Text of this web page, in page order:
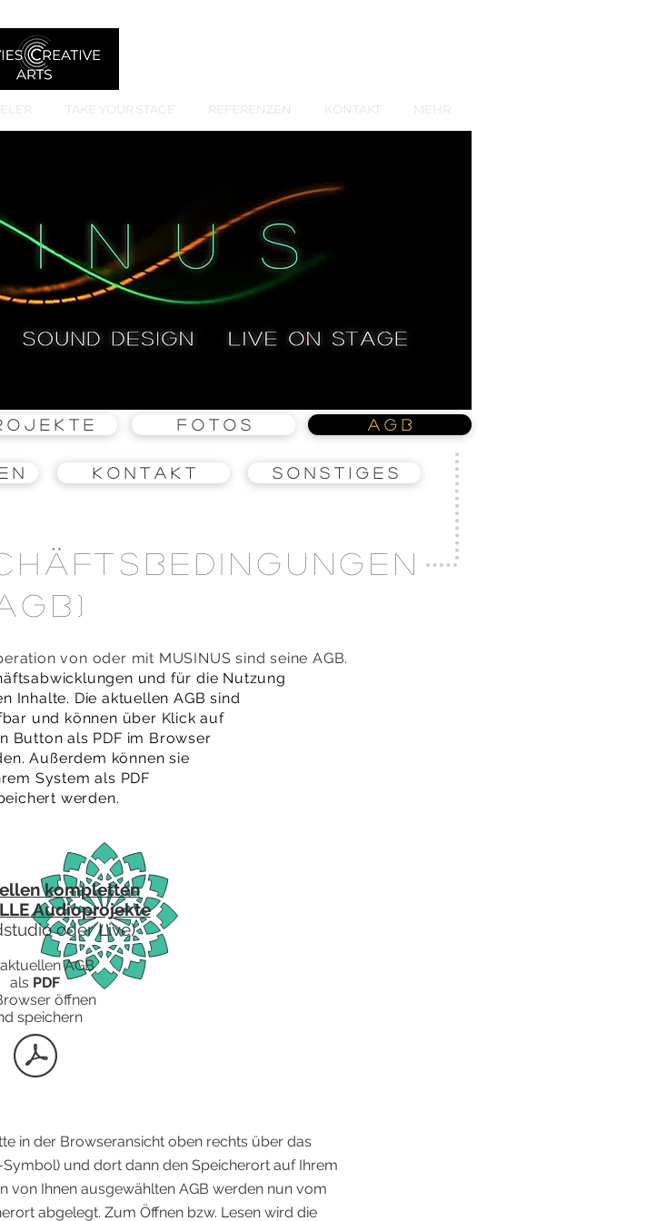
TAKE YOUR STAGE REFERENZEN KONTAKT MEHR
O J E K T E F o t o s A G B
K o n t a k t
n S o n s t i g e s
von oder mit MUSINUS sind seine AGB.
und für die Nutzung
Inhalte. Die aktuellen AGB sind
und können über Klick auf
Button als PDF im Browser
Außerdem können sie
System als PDF
werden.
kompletten
Audioprojekte
oder Live)
AGB
als PDF
öffnen
speichern
in der Browseransicht oben rechts über das
und dort dann den Speicherort auf Ihrem
von Ihnen ausgewählten AGB werden nun vom
abgelegt. Zum Öffnen bzw. Lesen wird die